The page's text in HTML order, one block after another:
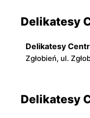
Delikatesy
Delikatesy
Zgłobień, ul.
Delikatesy